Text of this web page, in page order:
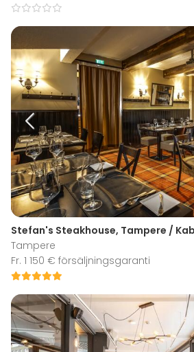
Stefan's Steakhouse, Tampere /
Tampere
Fr. 1 150 € försäljningsgaranti